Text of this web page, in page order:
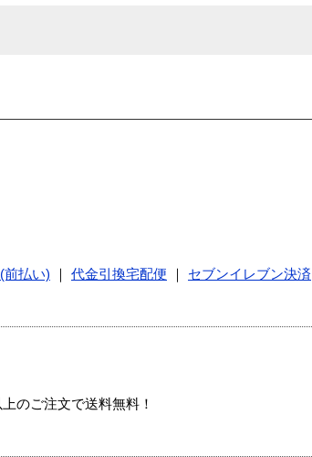
前払い) 代金引換宅配便
セブンイレブン決済
のご注文で送料無料！